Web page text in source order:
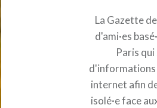
La Gazette
d'ami·es
Paris
d'informations
internet afin
isolé·e face